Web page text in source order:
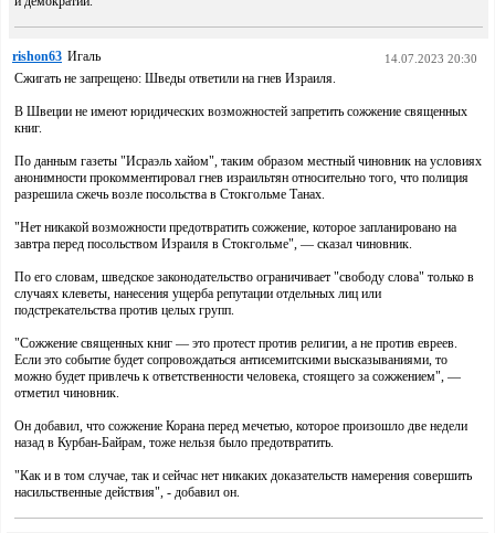
rishon63 Игаль 14.07.2023 20:30
Сжигать не запрещено: Шведы ответили на гнев Израиля.
В Швеции не имеют юридических возможностей запретить сожжение священных
книг.
По данным газеты "Исраэль хайом", таким образом местный чиновник на условиях
анонимности прокомментировал гнев израильтян относительно того, что полиция
разрешила сжечь возле посольства в Стокгольме Танах.
"Нет никакой возможности предотвратить сожжение, которое запланировано на
завтра перед посольством Израиля в Стокгольме", — сказал чиновник.
По его словам, шведское законодательство ограничивает "свободу слова" только в
случаях клеветы, нанесения ущерба репутации отдельных лиц или
подстрекательства против целых групп.
"Сожжение священных книг — это протест против религии, а не против евреев.
Если это событие будет сопровождаться антисемитскими высказываниями, то
можно будет привлечь к ответственности человека, стоящего за сожжением", —
отметил чиновник.
Он добавил, что сожжение Корана перед мечетью, которое произошло две недели
назад в Курбан-Байрам, тоже нельзя было предотвратить.
"Как и в том случае, так и сейчас нет никаких доказательств намерения совершить
насильственные действия", - добавил он.